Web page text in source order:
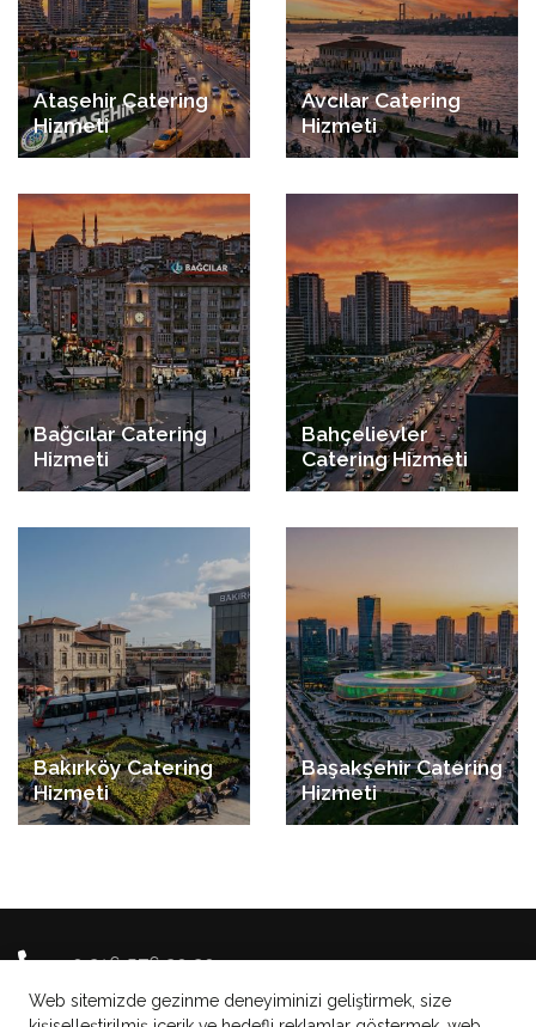
Web sitemizde gezinme deneyiminizi geliştirmek, size
Ataşehir Catering
Hizmeti
Avcılar Catering
Hizmeti
Bağcılar Catering
Hizmeti
Bahçelievler
Catering Hizmeti
Bakırköy Catering
Hizmeti
Başakşehir Catering
Hizmeti
+90 216 576 20 20
info@brunchplus.com